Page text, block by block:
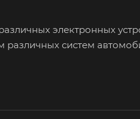
различных электронных
различных систем